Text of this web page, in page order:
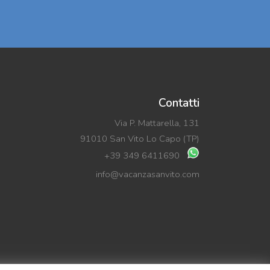
Contatti
Via P. Mattarella, 131
91010 San Vito Lo Capo (TP)
+39 349 6411690
info@vacanzasanvito.com